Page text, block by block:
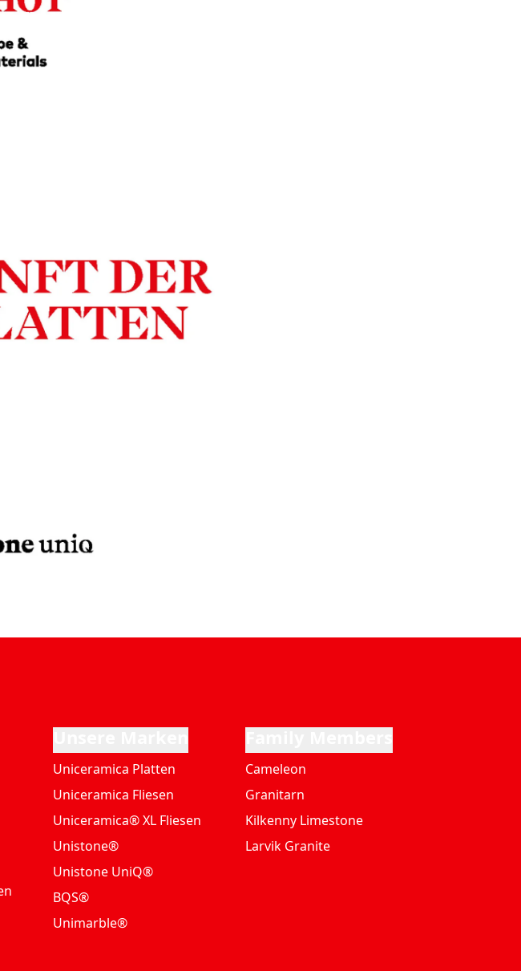
Uniceramica Platten
Uniceramica Fliesen
Uniceramica® XL Fliesen
Unistone®
Unistone UniQ®
BQS®
Unimarble®
Cameleon
Granitarn
Kilkenny Limestone
Larvik Granite